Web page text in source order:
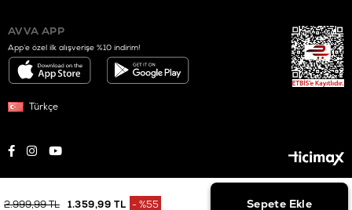
2.999,99 TL 1.359,99 TL %55
AVVA APP
App’e özel ilk alışverişe %10 indirim!
Türkçe